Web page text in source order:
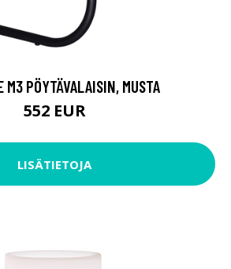
M3 PÖYTÄVALAISIN, MUSTA
552 EUR
LISÄTIETOJA